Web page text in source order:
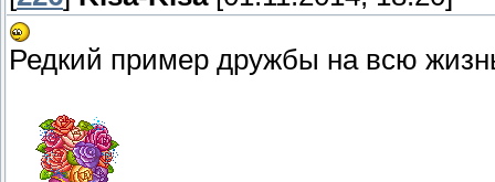
Редкий пример дружбы на всю